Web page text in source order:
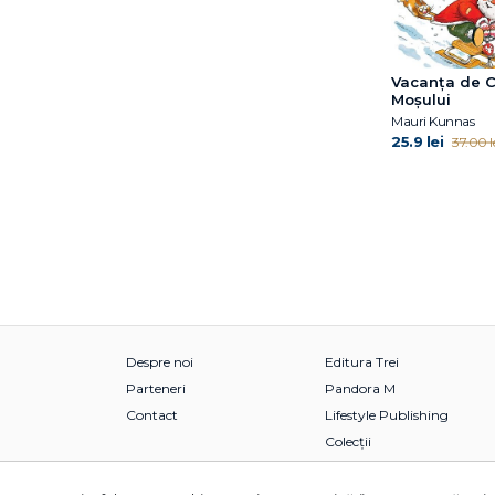
John Updike
Vacanța de
Moșului
Mauri Kunnas
25.9 lei 37.00
Despre noi
Parteneri
Contact
Editura Trei
Pandora M
Lifestyle Publishing
Colecții